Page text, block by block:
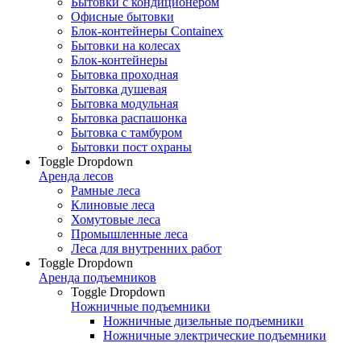
Офисные бытовки
Блок-контейнеры Containex
Бытовки на колесах
Блок-контейнеры
Бытовка проходная
Бытовка душевая
Бытовка модульная
Бытовка распашонка
Бытовка с тамбуром
Бытовки пост охраны
Toggle Dropdown
Аренда лесов
Рамные леса
Клиновые леса
Хомутовые леса
Промышленные леса
Леса для внутренних работ
Toggle Dropdown
Аренда подъемников
Toggle Dropdown
Ножничные подъемники
Ножничные дизельные подъемники
Ножничные электрические подъемники